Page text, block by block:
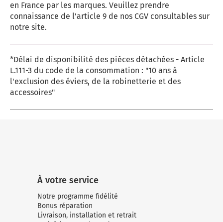
en France par les marques. Veuillez prendre
connaissance de l’article 9 de nos CGV consultables sur
notre site.
*Délai de disponibilité des pièces détachées - Article
L.111-3 du code de la consommation : "10 ans à
l'exclusion des éviers, de la robinetterie et des
accessoires"
À votre service
Notre programme fidélité
Bonus réparation
Livraison, installation et retrait